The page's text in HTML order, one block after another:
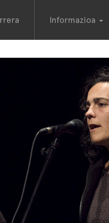
Informazioa